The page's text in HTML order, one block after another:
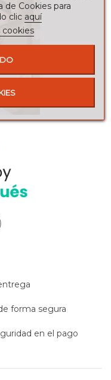
forma segura
en el pago
Cookies para
clic aquí
cookies